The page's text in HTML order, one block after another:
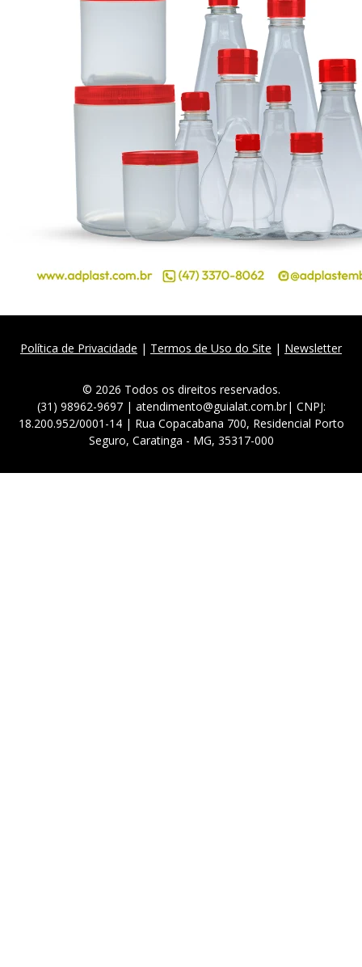
Política de Privacidade | Termos de Uso do Site | Newsletter
© 2026 Todos os direitos reservados.
(31) 98962-9697 | atendimento@guialat.com.br| CNPJ:
18.200.952/0001-14 | Rua Copacabana 700, Residencial Porto
Seguro, Caratinga - MG, 35317-000